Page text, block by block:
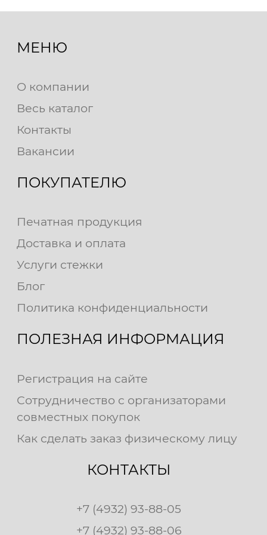
МЕНЮ
О компании
Весь каталог
Контакты
Вакансии
ПОКУПАТЕЛЮ
Печатная продукция
Доставка и оплата
Услуги стежки
Блог
Политика конфиденциальности
ПОЛЕЗНАЯ ИНФОРМАЦИЯ
Регистрация на сайте
Сотрудничество с организаторами
совместных покупок
Как сделать заказ физическому лицу
КОНТАКТЫ
+7 (4932) 93-88-05
+7 (4932) 93-88-06